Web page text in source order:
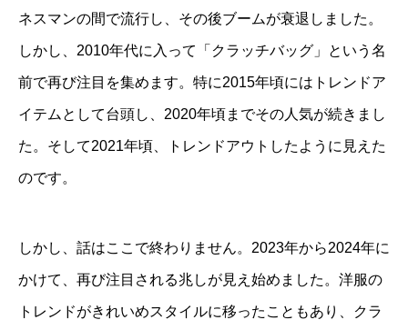
ネスマンの間で流行し、その後ブームが衰退しました。
しかし、2010年代に入って「クラッチバッグ」という名
前で再び注目を集めます。特に2015年頃にはトレンドア
イテムとして台頭し、2020年頃までその人気が続きまし
た。そして2021年頃、トレンドアウトしたように見えた
のです。
しかし、話はここで終わりません。2023年から2024年に
かけて、再び注目される兆しが見え始めました。洋服の
トレンドがきれいめスタイルに移ったこともあり、クラ